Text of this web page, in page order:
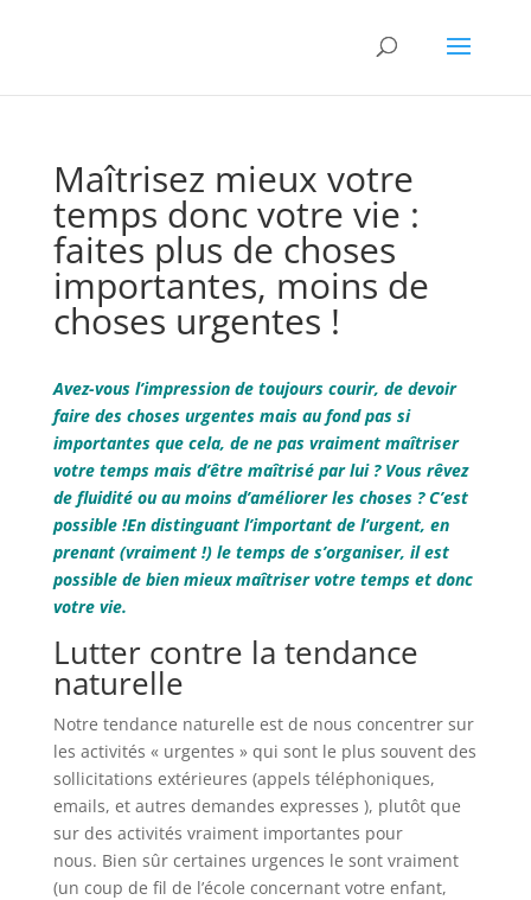
Maîtrisez mieux votre
temps donc votre vie :
faites plus de choses
importantes, moins de
choses urgentes !
Avez-vous l’impression de toujours courir, de devoir
faire des choses urgentes mais au fond pas si
importantes que cela, de ne pas vraiment maîtriser
votre temps mais d’être maîtrisé par lui ? Vous rêvez
de fluidité ou au moins d’améliorer les choses ? C’est
possible !En distinguant l’important de l’urgent, en
prenant (vraiment !) le temps de s’organiser, il est
possible de bien mieux maîtriser votre temps et donc
votre vie.
Lutter contre la tendance
naturelle
Notre tendance naturelle est de nous concentrer sur
les activités « urgentes » qui sont le plus souvent des
sollicitations extérieures (appels téléphoniques,
emails, et autres demandes expresses ), plutôt que
sur des activités vraiment importantes pour
nous. Bien sûr certaines urgences le sont vraiment
(un coup de fil de l’école concernant votre enfant,